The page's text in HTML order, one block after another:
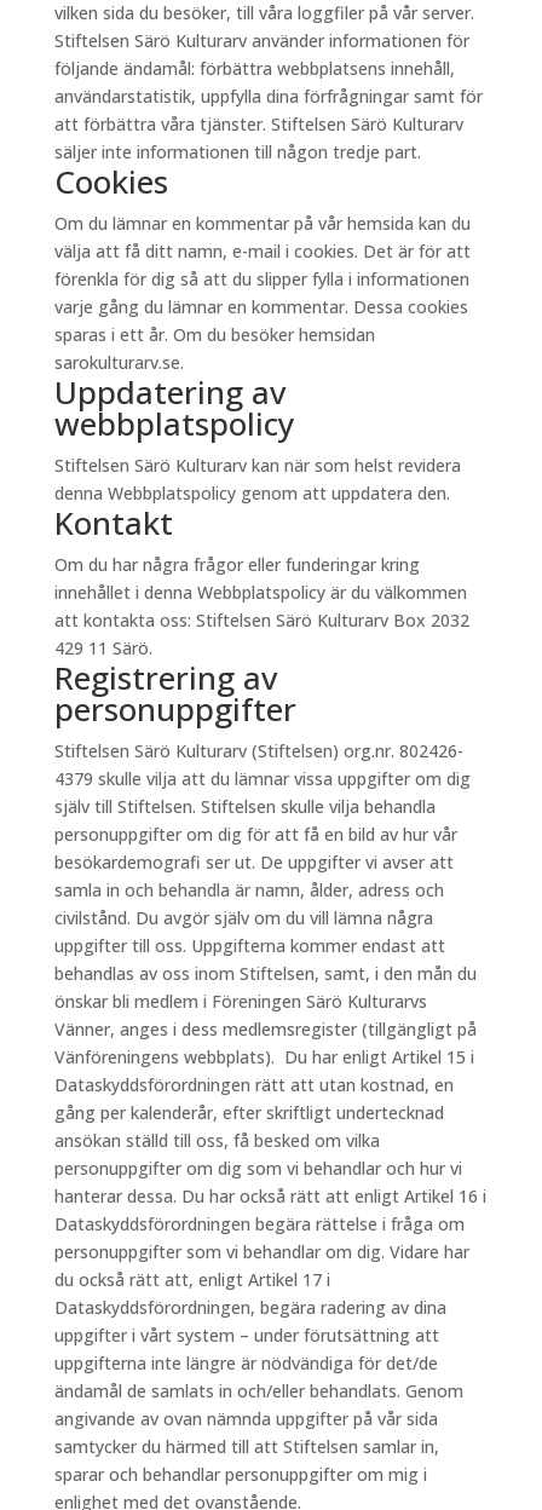
vilken sida du besöker, till våra loggfiler på vår server.
Stiftelsen Särö Kulturarv använder informationen för
följande ändamål: förbättra webbplatsens innehåll,
användarstatistik, uppfylla dina förfrågningar samt för
att förbättra våra tjänster. Stiftelsen Särö Kulturarv
säljer inte informationen till någon tredje part.
Cookies
Om du lämnar en kommentar på vår hemsida kan du
välja att få ditt namn, e-mail i cookies. Det är för att
förenkla för dig så att du slipper fylla i informationen
varje gång du lämnar en kommentar. Dessa cookies
sparas i ett år. Om du besöker hemsidan
sarokulturarv.se.
Uppdatering av
webbplatspolicy
Stiftelsen Särö Kulturarv kan när som helst revidera
denna Webbplatspolicy genom att uppdatera den.
Kontakt
Om du har några frågor eller funderingar kring
innehållet i denna Webbplatspolicy är du välkommen
att kontakta oss: Stiftelsen Särö Kulturarv Box 2032
429 11 Särö.
Registrering av
personuppgifter
Stiftelsen Särö Kulturarv (Stiftelsen) org.nr. 802426-
4379 skulle vilja att du lämnar vissa uppgifter om dig
själv till Stiftelsen. Stiftelsen skulle vilja behandla
personuppgifter om dig för att få en bild av hur vår
besökardemografi ser ut. De uppgifter vi avser att
samla in och behandla är namn, ålder, adress och
civilstånd. Du avgör själv om du vill lämna några
uppgifter till oss. Uppgifterna kommer endast att
behandlas av oss inom Stiftelsen, samt, i den mån du
önskar bli medlem i Föreningen Särö Kulturarvs
Vänner, anges i dess medlemsregister (tillgängligt på
Vänföreningens webbplats). Du har enligt Artikel 15 i
Dataskyddsförordningen rätt att utan kostnad, en
gång per kalenderår, efter skriftligt undertecknad
ansökan ställd till oss, få besked om vilka
personuppgifter om dig som vi behandlar och hur vi
hanterar dessa. Du har också rätt att enligt Artikel 16 i
Dataskyddsförordningen begära rättelse i fråga om
personuppgifter som vi behandlar om dig. Vidare har
du också rätt att, enligt Artikel 17 i
Dataskyddsförordningen, begära radering av dina
uppgifter i vårt system – under förutsättning att
uppgifterna inte längre är nödvändiga för det/de
ändamål de samlats in och/eller behandlats. Genom
angivande av ovan nämnda uppgifter på vår sida
samtycker du härmed till att Stiftelsen samlar in,
sparar och behandlar personuppgifter om mig i
enlighet med det ovanstående.